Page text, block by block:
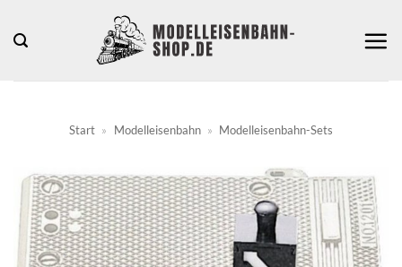
Inhalt
Start » Modelleisenbahn » Modelleisenbahn-Sets